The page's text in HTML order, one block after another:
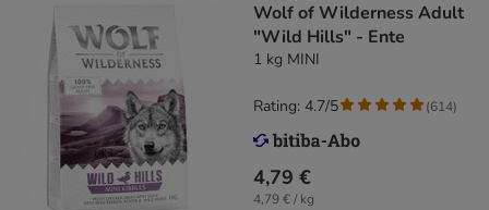
Wolf of Wilderness Adult
"Wild Hills" - Ente
1 kg MINI
4,79 €
4,79 € / kg
Rating: 4.7/5 (614)